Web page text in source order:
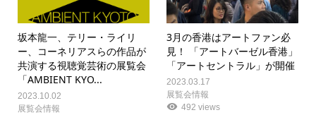
坂本龍一、テリー・ライリ
ー、コーネリアスらの作品が
共演する視聴覚芸術の展覧会
「AMBIENT KYO...
2023.10.02
展覧会情報
3月の香港はアートファン必
見！ 「アートバーゼル香港」
「アートセントラル」が開催
2023.03.17
展覧会情報
492 views